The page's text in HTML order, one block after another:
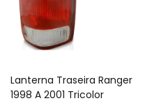
Lanterna Traseira Ranger
1998 A 2001 Tricolor